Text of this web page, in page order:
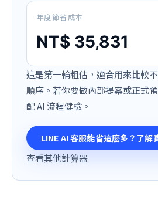
年度節省成本
NT$ 35,831
這是第一輪粗估，適合用來比較
順序。若你要做內部提案或正式
配 AI 流程健檢。
LINE AI 客服能省這麼多？了解
查看其他計算器